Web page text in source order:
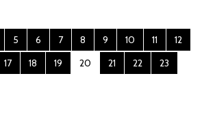
5 6 7 8 9 10 11
12
17 18 19 20 21 22
23